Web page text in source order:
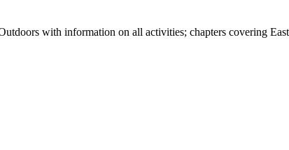
with information on all activities; chapters covering